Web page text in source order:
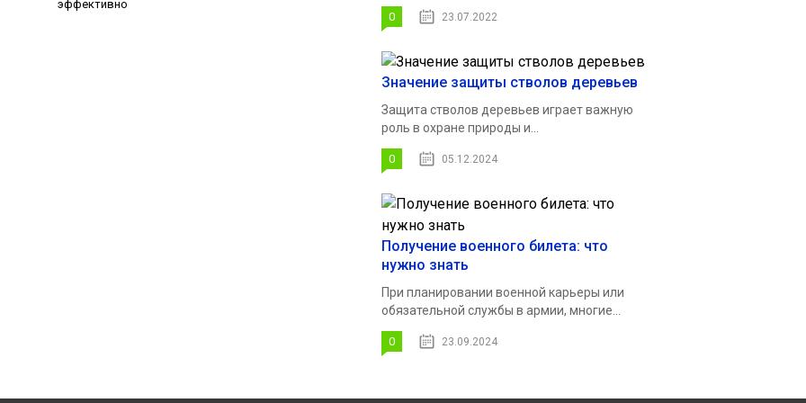
эффективно
0 23.07.2022
Значение защиты стволов деревьев
Защита стволов деревьев играет важную
роль в охране природы и...
0 05.12.2024
Получение военного билета: что
нужно знать
При планировании военной карьеры или
обязательной службы в армии, многие...
0 23.09.2024